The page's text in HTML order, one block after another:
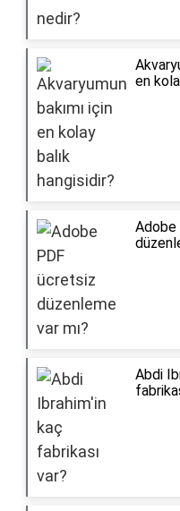
en
Adobe
Abdi